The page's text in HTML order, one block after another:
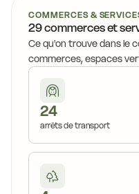
COMMERCES &
29 commerces et
Ce qu'on trouve dans le
commerces, espaces
24
arrêts de transport